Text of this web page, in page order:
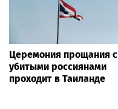
Церемония прощания с
убитыми россиянами
проходит в Таиланде